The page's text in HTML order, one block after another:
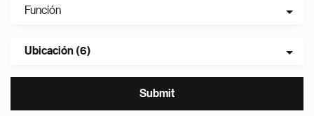
Función
Ubicación (6)